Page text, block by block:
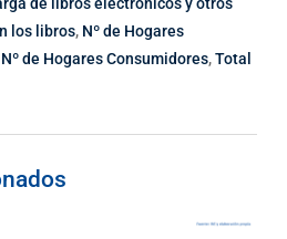
los libros, Nº de Hogares
Nº de Hogares Consumidores,Total